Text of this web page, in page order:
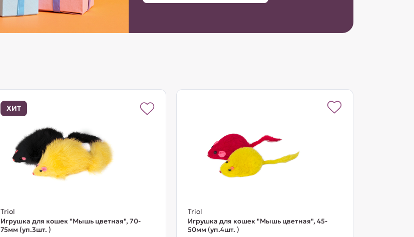
ХИТ
Triol
Игрушка для кошек "Мышь цветная", 70-
75мм (уп.3шт. )
Triol
Игрушка для кошек "Мышь цветная", 45-
50мм (уп.4шт. )